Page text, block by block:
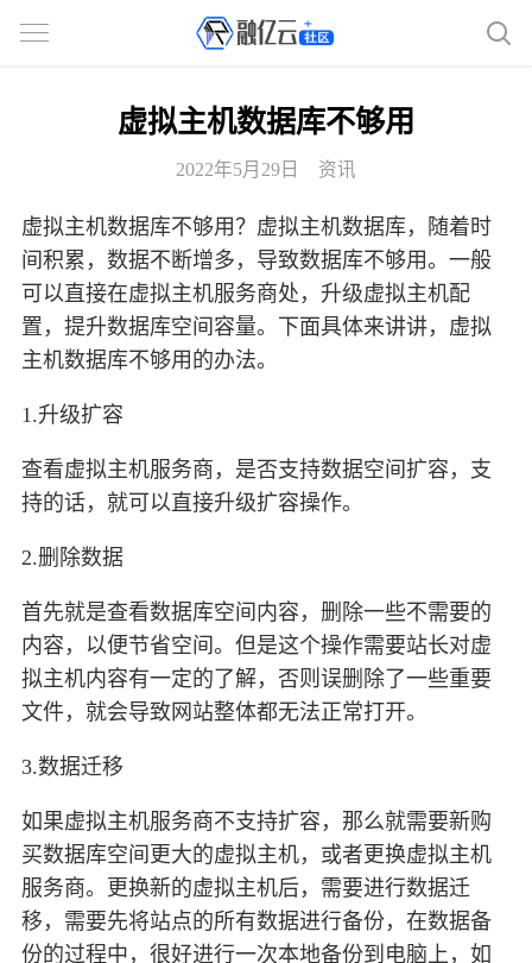
虚拟主机数据库不够用
2022年5月29日 资讯
虚拟主机数据库不够用？虚拟主机数据库，随着时
间积累，数据不断增多，导致数据库不够用。一般
可以直接在虚拟主机服务商处，升级虚拟主机配
置，提升数据库空间容量。下面具体来讲讲，虚拟
主机数据库不够用的办法。
1.升级扩容
查看虚拟主机服务商，是否支持数据空间扩容，支
持的话，就可以直接升级扩容操作。
2.删除数据
首先就是查看数据库空间内容，删除一些不需要的
内容，以便节省空间。但是这个操作需要站长对虚
拟主机内容有一定的了解，否则误删除了一些重要
文件，就会导致网站整体都无法正常打开。
3.数据迁移
如果虚拟主机服务商不支持扩容，那么就需要新购
买数据库空间更大的虚拟主机，或者更换虚拟主机
服务商。更换新的虚拟主机后，需要进行数据迁
移，需要先将站点的所有数据进行备份，在数据备
份的过程中，很好进行一次本地备份到电脑上，如